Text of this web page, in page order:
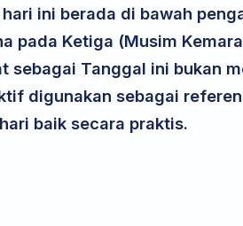
ini berada di bawah
pada Ketiga (Musim
sebagai Tanggal ini bukan
digunakan sebagai
baik secara praktis.